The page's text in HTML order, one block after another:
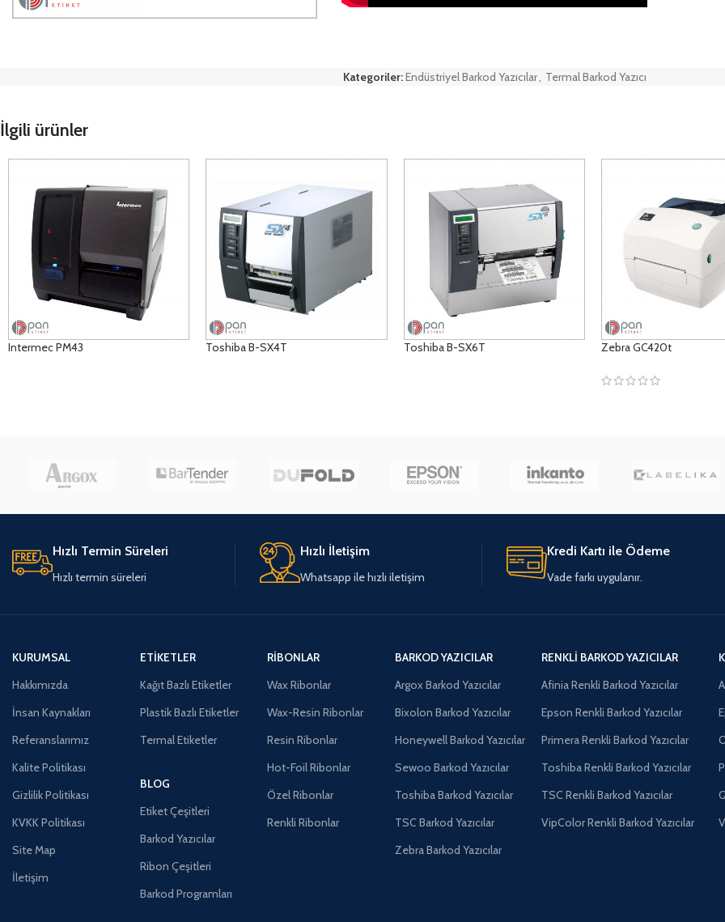
Kategoriler:Endüstriyel Barkod Yazıcılar, Termal Barkod Yazıcı
İlgili ürünler
Intermec PM43 Toshiba B-SX4T Toshiba B-SX6T Zebra GC420t
Hızlı Termin Süreleri
Hızlı termin süreleri
Hızlı İletişim
Whatsapp ile hızlı iletişim
Kredi Kartı ile Ödeme
Vade farkı uygulanır.
KURUMSAL
Hakkımızda
İnsan Kaynakları
Referanslarımız
Kalite Politikası
Gizlilik Politikası
KVKK Politikası
Site Map
İletişim
ETIKETLER
Kağıt Bazlı Etiketler
Plastik Bazlı Etiketler
Termal Etiketler
BLOG
Etiket Çeşitleri
Barkod Yazıcılar
Ribon Çeşitleri
Barkod Programları
RIBONLAR
Wax Ribonlar
Wax-Resin Ribonlar
Resin Ribonlar
Hot-Foil Ribonlar
Özel Ribonlar
Renkli Ribonlar
BARKOD YAZICILAR
Argox Barkod Yazıcılar
Bixolon Barkod Yazıcılar
Honeywell Barkod Yazıcılar
Sewoo Barkod Yazıcılar
Toshiba Barkod Yazıcılar
TSC Barkod Yazıcılar
Zebra Barkod Yazıcılar
RENKLI BARKOD YAZICILAR
Afinia Renkli Barkod Yazıcılar
Epson Renkli Barkod Yazıcılar
Primera Renkli Barkod Yazıcılar
Toshiba Renkli Barkod Yazıcılar
TSC Renkli Barkod Yazıcılar
VipColor Renkli Barkod Yazıcılar